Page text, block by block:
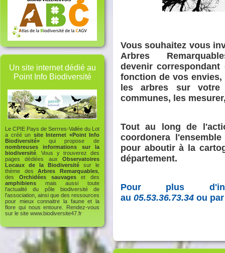
Un site internet dédié au
Point Info Biodiversité
Le CPIE Pays de Serrres-Vallée du Lot
a créé un site Internet «Point Info
Biodiversité» qui propose de
nombreuses informations sur la
biodiversité . Vous y trouverez des
pages dédiées aux Observatoires
Locaux de la Biodiversité sur le
thème desArbres Remarquables
des Orchidées sauvageset des
amphibiens mais aussi toute
l'actualité du pôle biodiversité de
l'association, ainsi que des ressources
pour mieux connaitre la faune et la
flore qui nous entoure. Rendez-vous
sur le site www.biodiversite47.fr
Vous souhaitez vous
Arbres
devenir
fonction de vos envies,
les arbres sur
communes, les
Tout au long de
coordonera
pour aboutir à la
département.
Pour plus
au 05.53.36.73.34 ou